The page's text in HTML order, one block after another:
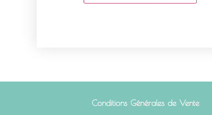
Conditions Générales de Vente